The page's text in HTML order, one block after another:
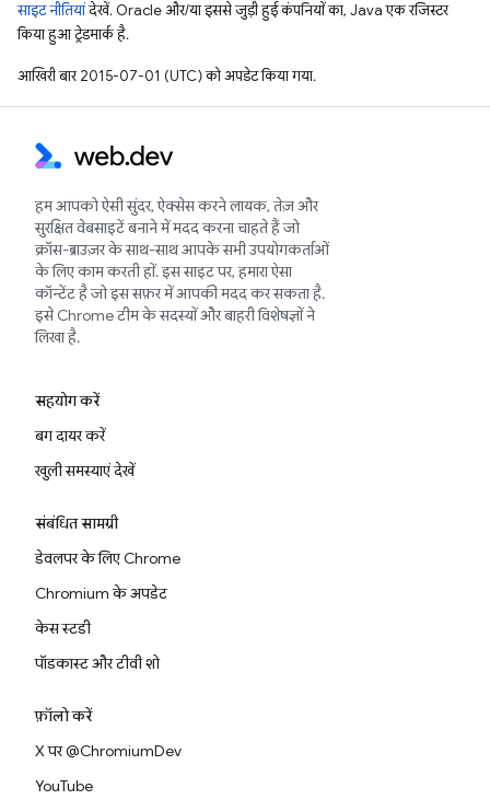
साइट नीतियांदेखें. Oracle और/या इससे जुड़ी हुई कंपनियों का, Java एक रजिस्टर
किया हुआ ट्रेडमार्क है.
आखिरी बार 2015-07-01 (UTC) को अपडेट किया गया.
हम आपको ऐसी सुंदर, ऐक्सेस करने लायक, तेज़ और
सुरक्षित वेबसाइटें बनाने में मदद करना चाहते हैं जो
क्रॉस-ब्राउज़र के साथ-साथ आपके सभी उपयोगकर्ताओं
के लिए काम करती हों. इस साइट पर, हमारा ऐसा
कॉन्टेंट है जो इस सफ़र में आपकी मदद कर सकता है.
इसे Chrome टीम के सदस्यों और बाहरी विशेषज्ञों ने
लिखा है.
सहयोग करें
बग दायर करें
खुली समस्याएं देखें
संबंधित सामग्री
डेवलपर के लिए Chrome
Chromium के अपडेट
केस स्टडी
पॉडकास्ट और टीवी शो
फ़ॉलो करें
X पर @ChromiumDev
YouTube